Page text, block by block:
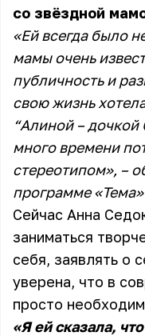
со звёздной
«Ей всегда было
мамы очень
публичность и
свою жизнь
“Алиной –
много времени
стереотипом», –
программе
Сейчас Анна
заниматься
себя, заявлять о
уверена, что в
просто
«Я ей сказала,